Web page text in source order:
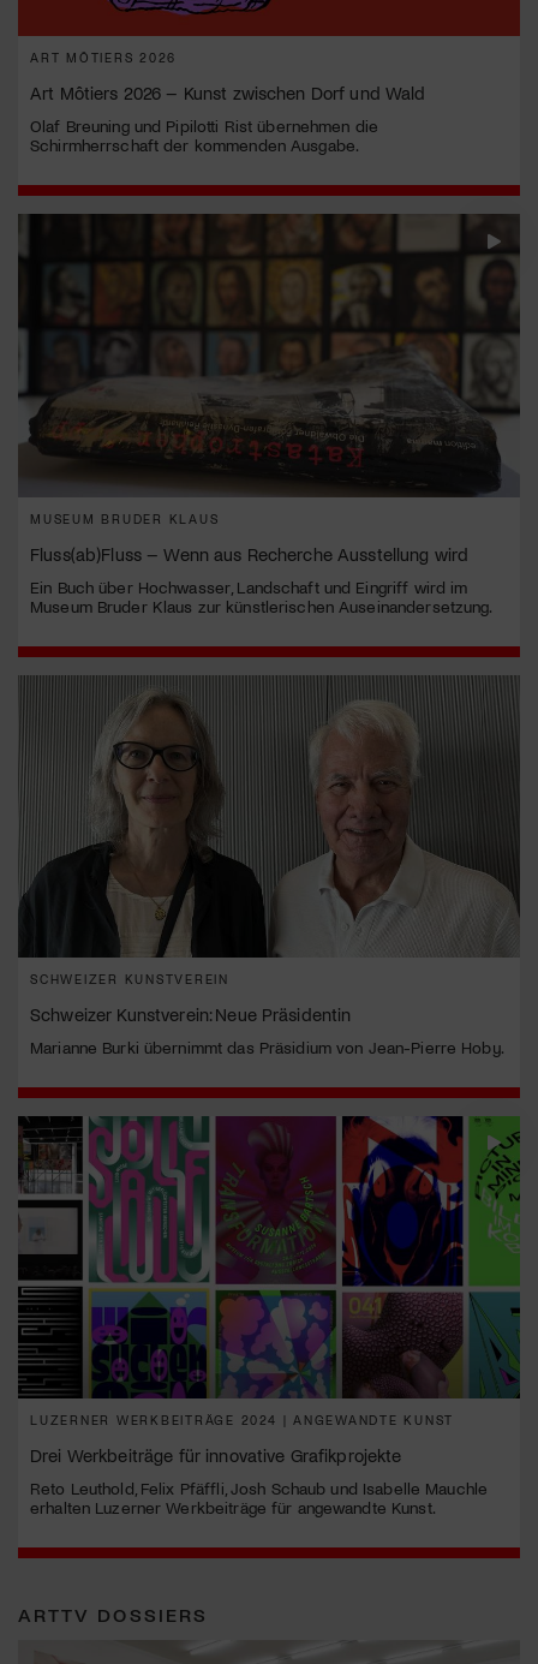
ART MÔTIERS 2026
Art Môtiers 2026 – Kunst zwischen Dorf und Wald
Olaf Breuning und Pipilotti Rist übernehmen die
Schirmherrschaft der kommenden Ausgabe.
MUSEUM BRUDER KLAUS
Fluss(ab)Fluss – Wenn aus Recherche Ausstellung wird
Ein Buch über Hochwasser, Landschaft und Eingriff wird im
Museum Bruder Klaus zur künstlerischen Auseinandersetzung.
SCHWEIZER KUNSTVEREIN
Schweizer Kunstverein: Neue Präsidentin
Marianne Burki übernimmt das Präsidium von Jean-Pierre Hoby.
LUZERNER WERKBEITRÄGE 2024 | ANGEWANDTE KUNST
Drei Werkbeiträge für innovative Grafikprojekte
Reto Leuthold, Felix Pfäffli, Josh Schaub und Isabelle Mauchle
erhalten Luzerner Werkbeiträge für angewandte Kunst.
ARTTV DOSSIERS